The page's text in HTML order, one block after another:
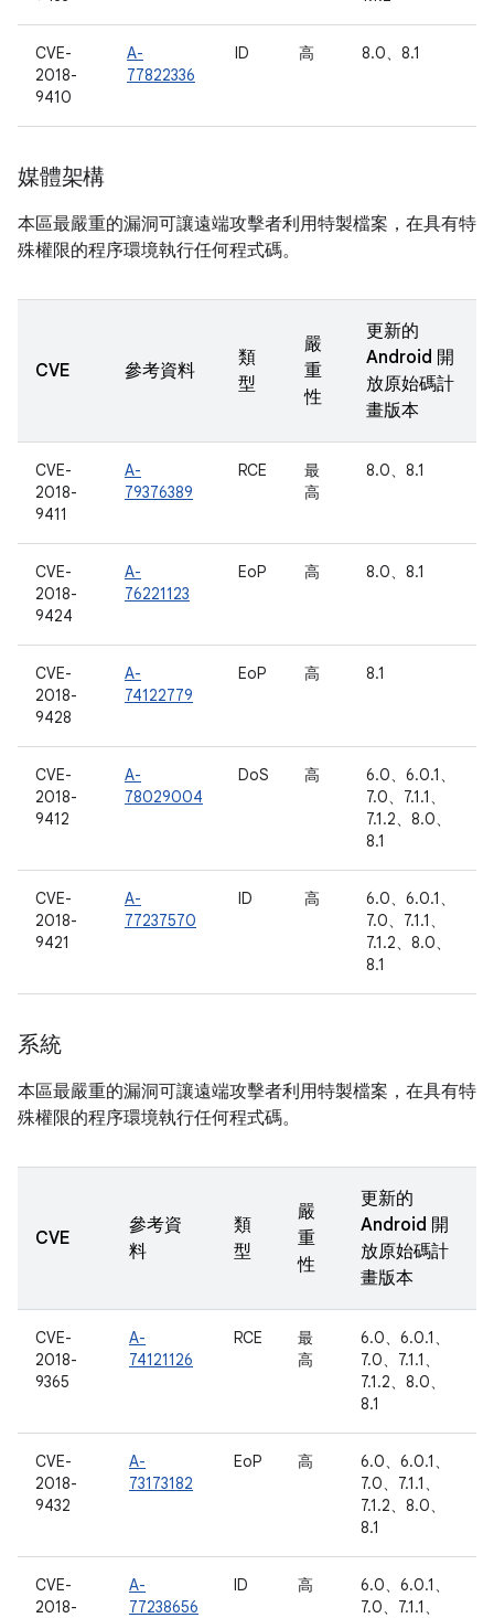
CVE-
2018-
9410
A-
77822336
ID 高 8.0、8.1
媒體架構
本區最嚴重的漏洞可讓遠端攻擊者利用特製檔案，在具有特
殊權限的程序環境執行任何程式碼。
CVE 參考資料
類
型
嚴
重
性
更新的
Android 開
放原始碼計
畫版本
CVE-
2018-
9411
A-
79376389
RCE
最
高
8.0、8.1
CVE-
2018-
9424
A-
76221123
EoP 高 8.0、8.1
CVE-
2018-
9428
A-
74122779
EoP 高 8.1
CVE-
2018-
9412
A-
78029004
DoS 高
6.0、6.0.1、
7.0、7.1.1、
7.1.2、8.0、
8.1
CVE-
2018-
9421
A-
77237570
ID 高
6.0、6.0.1、
7.0、7.1.1、
7.1.2、8.0、
8.1
系統
本區最嚴重的漏洞可讓遠端攻擊者利用特製檔案，在具有特
殊權限的程序環境執行任何程式碼。
CVE
參考資
料
類
型
嚴
重
性
更新的
Android 開
放原始碼計
畫版本
CVE-
2018-
9365
A-
74121126
RCE
最
高
6.0、6.0.1、
7.0、7.1.1、
7.1.2、8.0、
8.1
CVE-
2018-
9432
A-
73173182
EoP 高
6.0、6.0.1、
7.0、7.1.1、
7.1.2、8.0、
8.1
CVE-
2018-
A-
77238656
ID 高
6.0、6.0.1、
7.0、7.1.1、